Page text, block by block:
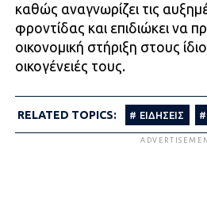
καθώς αναγνωρίζει τις
φροντίδας και επιδιώκει να
οικονομική στήριξη στους
οικογένειές τους.
RELATED TOPICS: ΕΙΔΗΣΕΙΣ